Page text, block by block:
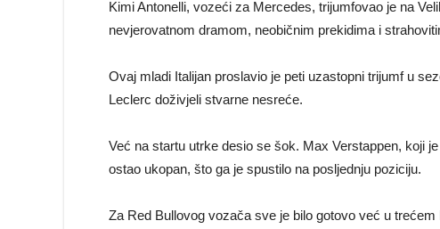
Kimi Antonelli, vozeći za Mercedes, trijumfovao je na
nevjerovatnom dramom, neobičnim prekidima i
Ovaj mladi Italijan proslavio je peti uzastopni trijumf u
Leclerc doživjeli stvarne nesreće.
Već na startu utrke desio se šok. Max Verstappen, koji
ostao ukopan, što ga je spustilo na posljednju poziciju.
Za Red Bullovog vozača sve je bilo gotovo već u